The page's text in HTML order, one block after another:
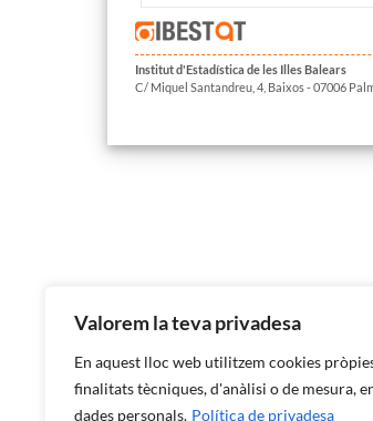
Valorem la teva privadesa
En aquest lloc web utilitzem cookies
finalitats tècniques, d'anàlisi o de mesura,
dades personals. Política de privadesa
Institut d'Estadística de les Illes Balears
C/ Miquel Santandreu, 4, Baixos - 07006